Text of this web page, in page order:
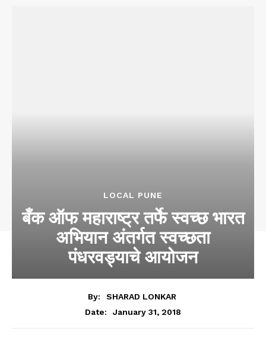
LOCAL PUNE
बँक ऑफ महाराष्ट्र तर्फे स्वच्छ भारत
अभियान अंतर्गत स्वच्छता
पंधरवड्याचे आयोजन
By:
SHARAD LONKAR
Date:
January 31, 2018